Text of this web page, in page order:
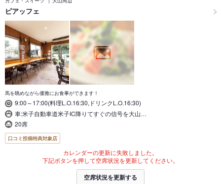
ピアッフェ
馬を眺めながら優雅にお食事ができます！
9:00～17:00(料理L.O.16:30,ドリンクL.O.16:30)
車:米子自動車道米子IC降りてすぐの信号を大山…
20席
口コミ投稿特典対象店
カレンダーの更新に失敗しました。
下記ボタンを押して空席状況を更新してください。
空席状況を更新する